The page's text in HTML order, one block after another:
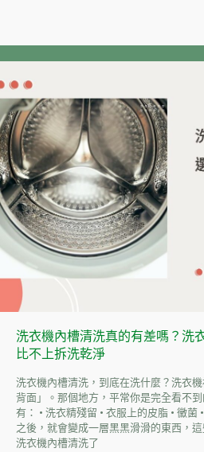
洗衣機內槽清洗真的有差嗎？洗
比不上拆洗乾淨
洗衣機內槽清洗，到底在洗什麼？洗衣
背面」。那個地方，平常你是完全看不
有： • 洗衣精殘留 • 衣服上的皮脂 • 黴菌
之後，就會變成一層黑黑滑滑的東西，
洗衣機內槽清洗了